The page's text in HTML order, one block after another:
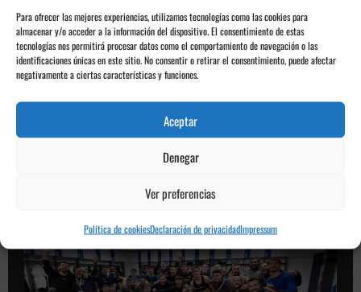
Para ofrecer las mejores experiencias, utilizamos tecnologías como las cookies para
almacenar y/o acceder a la información del dispositivo. El consentimiento de estas
tecnologías nos permitirá procesar datos como el comportamiento de navegación o las
identificaciones únicas en este sitio. No consentir o retirar el consentimiento, puede afectar
negativamente a ciertas características y funciones.
Aceptar
Denegar
Ver preferencias
Política de cookiesDeclaración de privacidadImpressum
Copa del Rey
14/01/2026
en
la
Copa